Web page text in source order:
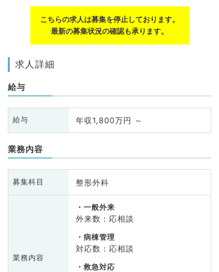
こちらの求人は募集を停止しております。
最新の募集状況の確認も承ります。
求人詳細
給与
給与 年収1,800万円 ～
業務内容
募集科目 整形外科
業務内容
一般外来
外来数：応相談
病棟管理
対応数：応相談
救急対応